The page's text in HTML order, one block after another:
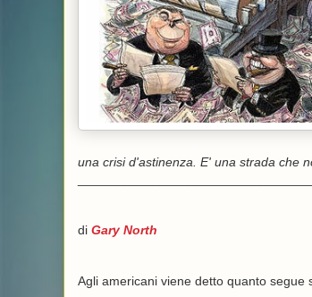
una crisi d'astinenza. E' una strada che
di Gary North
Agli americani viene detto quanto segue